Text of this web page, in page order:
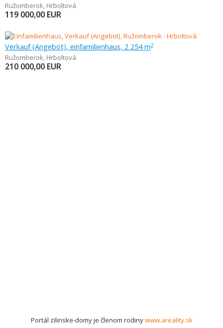
Ružomberok, Hrboltová
119 000,00 EUR
Verkauf (Angebot), einfamilienhaus, 2 254 m2
Ružomberok, Hrboltová
210 000,00 EUR
Portál zilinske-domy je členom rodinywww.areality.sk